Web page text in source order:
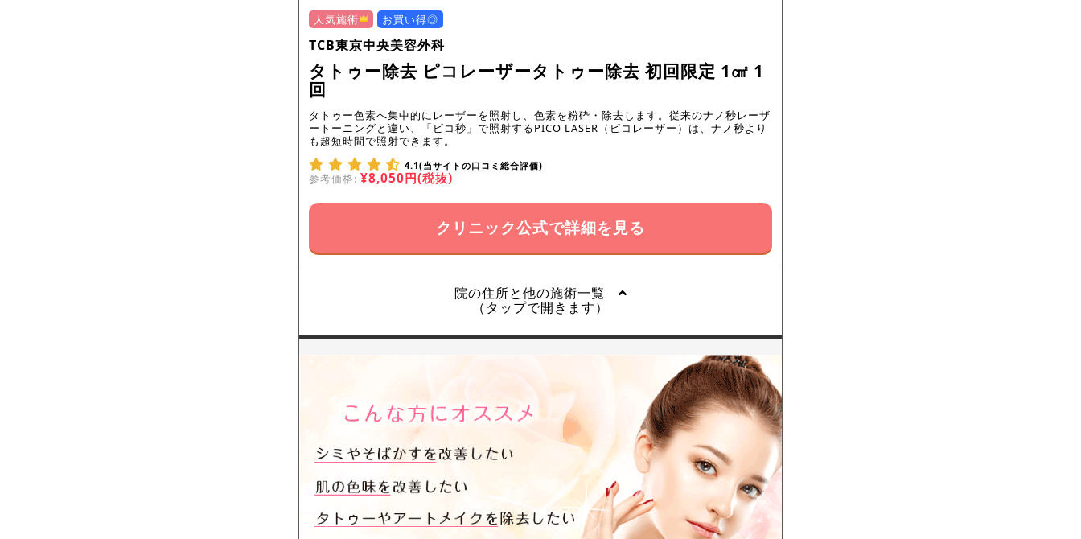
人気施術 お買い得◎
TCB東京中央美容外科
タトゥー除去 ピコレーザータトゥー除去 初回限定 1㎠ 1
回
タトゥー色素へ集中的にレーザーを照射し、色素を粉砕・除去します。従来のナノ秒レーザ
ートーニングと違い、「ピコ秒」で照射するPICO LASER（ピコレーザー）は、ナノ秒より
も超短時間で照射できます。
4.1(当サイトの口コミ総合評価)
参考価格: ¥8,050円(税抜)
クリニック公式で詳細を見る
院の住所と他の施術一覧
（タップで開きます）